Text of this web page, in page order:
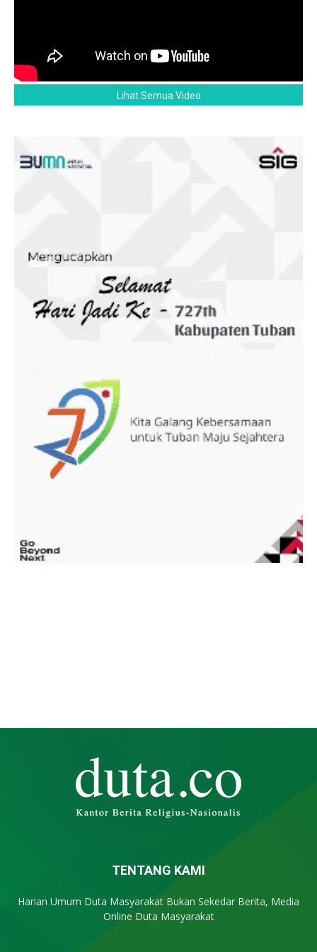
Lihat Semua Video
TENTANG KAMI
Harian Umum Duta Masyarakat Bukan Sekedar Berita, Media
Online Duta Masyarakat